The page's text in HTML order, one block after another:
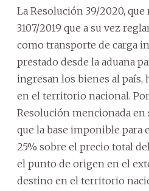
La Resolución 39/2020,
3107/2019 que a su vez
como transporte de carga
prestado desde la aduana
ingresan los bienes al país,
en el territorio nacional.
Resolución mencionada en
que la base imponible para
25% sobre el precio total
el punto de origen en el
destino en el territorio